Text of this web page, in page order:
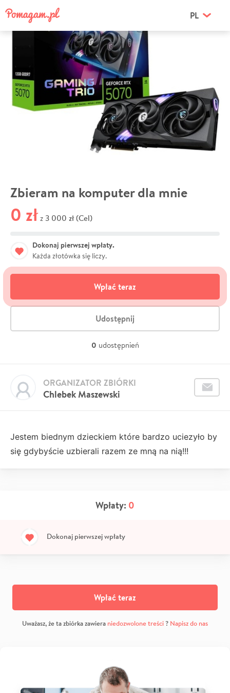
PL
Zbieram na komputer dla mnie
0 zł z 3 000 zł (Cel)
Dokonaj pierwszej wpłaty.
Każda złotówka się liczy.
Wpłać teraz
Udostępnij
0 udostępnień
Chlebek Maszewski
ORGANIZATOR ZBIÓRKI
Jestem biednym dzieckiem które bardzo uciezyło by
się gdybyście uzbierali razem ze mną na nią!!!
Wpłaty: 0
Dokonaj pierwszej wpłaty
Wpłać teraz
Uważasz, że ta zbiórka zawiera niedozwolone treści? Napisz do nas